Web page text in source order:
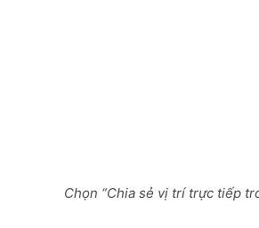
Chọn “Chia sẻ vị trí trực tiếp